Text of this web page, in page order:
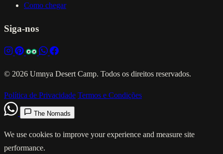
Como chegar
Siga-nos
© 2026 Umnya Desert Camp. Todos os direitos reservados.
Política de Privacidade Termos e Condições
The Nomads
We use cookies to improve your experience and measure site
performance.